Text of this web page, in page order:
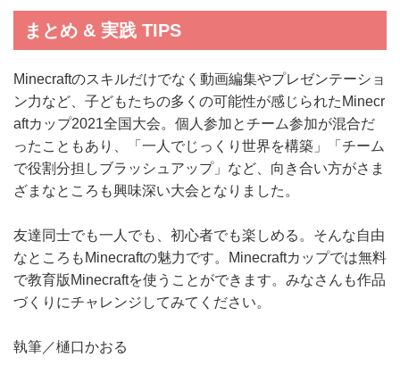
まとめ & 実践 TIPS
Minecraftのスキルだけでなく動画編集やプレゼンテーショ
ン力など、子どもたちの多くの可能性が感じられたMinecr
aftカップ2021全国大会。個人参加とチーム参加が混合だ
ったこともあり、「一人でじっくり世界を構築」「チーム
で役割分担しブラッシュアップ」など、向き合い方がさま
ざまなところも興味深い大会となりました。
友達同士でも一人でも、初心者でも楽しめる。そんな自由
なところもMinecraftの魅力です。Minecraftカップでは無料
で教育版Minecraftを使うことができます。みなさんも作品
づくりにチャレンジしてみてください。
執筆／樋口かおる